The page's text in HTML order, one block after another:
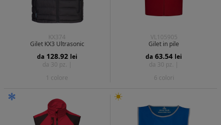
KX374
Gilet KX3 Ultrasonic
da 128.92 lei
da 30 pz. |
1 colore
VL105905
Gilet in pile
da 63.54 lei
da 30 pz. |
6 colori